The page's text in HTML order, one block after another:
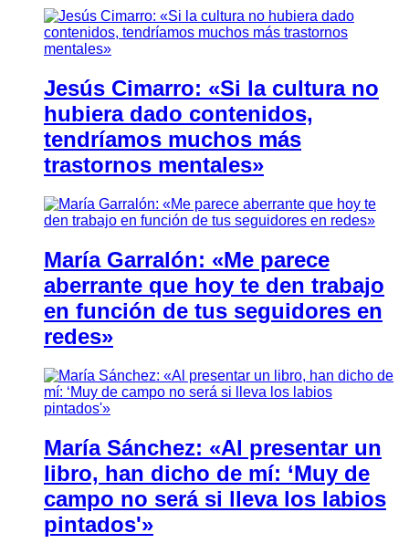
Jesús Cimarro: «Si la cultura no
hubiera dado contenidos,
tendríamos muchos más
trastornos mentales»
María Garralón: «Me parece
aberrante que hoy te den trabajo
en función de tus seguidores en
redes»
María Sánchez: «Al presentar un
libro, han dicho de mí: ‘Muy de
campo no será si lleva los labios
pintados'»